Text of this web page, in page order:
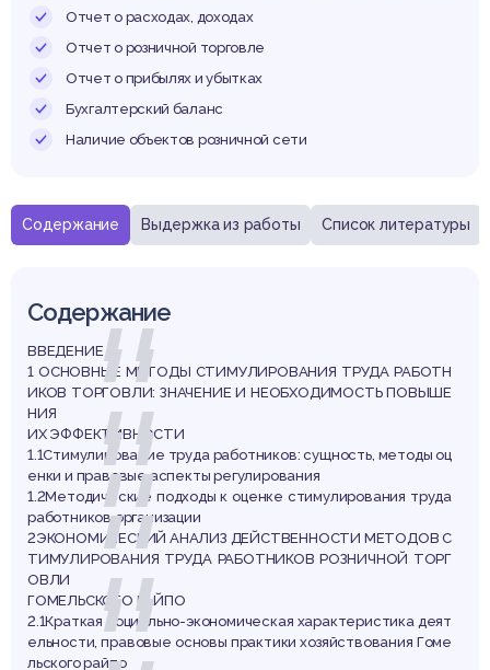
Содержание Выдержка из работы Список литературы
Содержание
ВВЕДЕНИЕ
1 ОСНОВНЫЕ МЕТОДЫ СТИМУЛИРОВАНИЯ ТРУДА РАБОТН
ИКОВ ТОРГОВЛИ: ЗНАЧЕНИЕ И НЕОБХОДИМОСТЬ ПОВЫШЕ
НИЯ
ИХ ЭФФЕКТИВНОСТИ
1.1Стимулирование труда работников: сущность, методы оц
енки и правовые аспекты регулирования
1.2Методические подходы к оценке стимулирования труда
работников организации
2ЭКОНОМИЧЕСКИЙ АНАЛИЗ ДЕЙСТВЕННОСТИ МЕТОДОВ С
ТИМУЛИРОВАНИЯ ТРУДА РАБОТНИКОВ РОЗНИЧНОЙ ТОРГ
ОВЛИ
ГОМЕЛЬСКОГО РАЙПО
2.1Краткая социально-экономическая характеристика деят
ельности, правовые основы практики хозяйствования Гоме
льского райпо
Отчет о расходах, доходах
Отчет о розничной торговле
Отчет о прибылях и убытках
Бухгалтерский баланс
Наличие объектов розничной сети